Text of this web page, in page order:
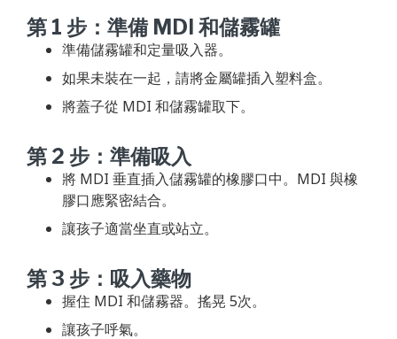
第 1 步：準備 MDI 和儲霧罐
準備儲霧罐和定量吸入器。
如果未裝在一起，請將金屬罐插入塑料盒。
將蓋子從 MDI 和儲霧罐取下。
第 2 步：準備吸入
將 MDI 垂直插入儲霧罐的橡膠口中。MDI 與橡
膠口應緊密結合。
讓孩子適當坐直或站立。
第 3 步：吸入藥物
握住 MDI 和儲霧器。搖晃 5次。
讓孩子呼氣。